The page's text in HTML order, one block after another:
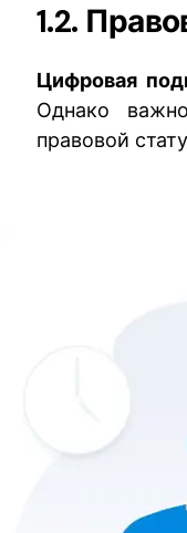
1.2.
Цифровая
Однако
правовой